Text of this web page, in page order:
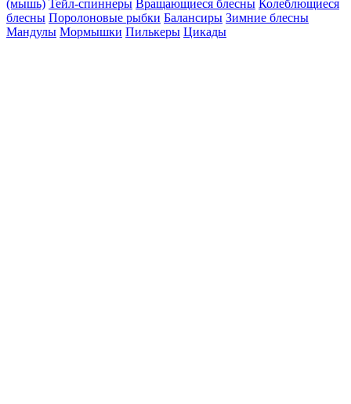
(мышь) Тейл-спиннеры Вращающиеся блесны Колеблющиеся
блесны Поролоновые рыбки Балансиры Зимние блесны
Мандулы Мормышки Пилькеры Цикады